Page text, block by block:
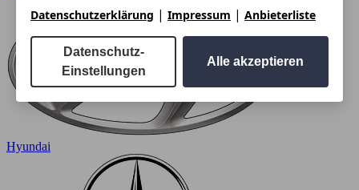
Hyundai
Datenschutzerklärung | Impressum | Anbieterliste
Datenschutz-
Einstellungen
Alle akzeptieren